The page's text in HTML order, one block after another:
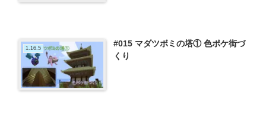
1.16.5
#015 マダツボミの塔① 色ポケ街づ
くり